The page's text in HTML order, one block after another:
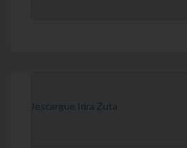
[Descargue Idra Zuta